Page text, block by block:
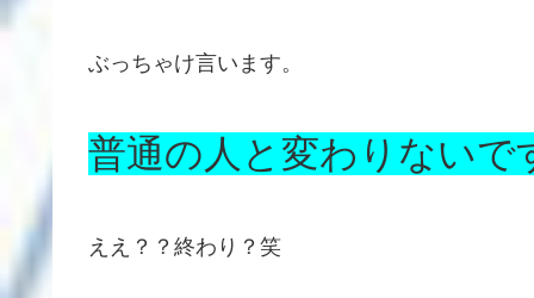
ぶっちゃけ言います。
普通の人と変わりないで
ええ？？終わり？笑